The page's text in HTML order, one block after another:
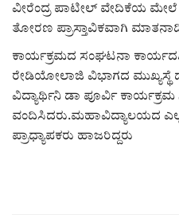
ವೀರೆಂದ್ರ ಪಾಟೀಲ್ ವೇದಿಕೆಯ ಮೇಲೆ
ತೋರಣ ಪ್ರಾಸ್ತಾವಿಕವಾಗಿ
ಕಾರ್ಯಕ್ರಮದ ಸಂಘಟನಾ
ರೇಡಿಯೋಲಾಜಿ ವಿಭಾಗದ ಮುಖ್ಯಸ್ಥೆ
ವಿದ್ಯಾರ್ಥಿನಿ ಡಾ ಪೂರ್ವಿ
ವಂದಿಸಿದರು.ಮಹಾವಿದ್ಯಾಲಯದ
ಪ್ರಾಧ್ಯಾಪಕರು ಹಾಜರಿದ್ದರು